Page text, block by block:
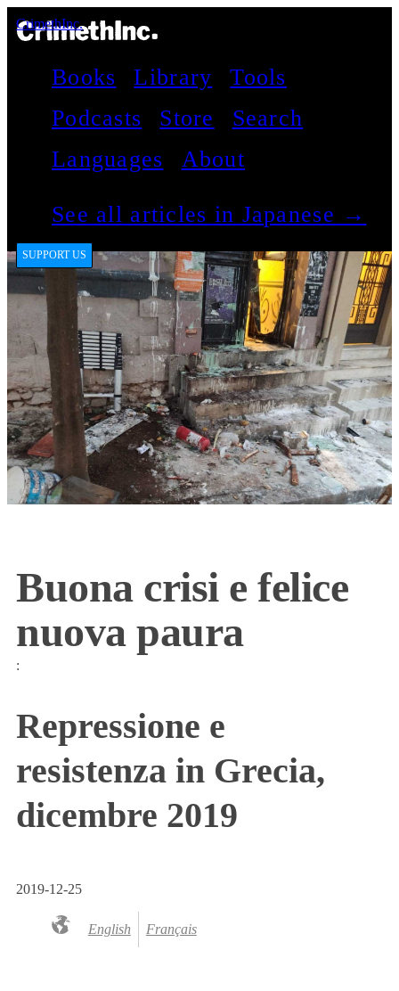
CrimethInc.
Books Library
Tools
Podcasts
Store
Search
Languages
About
See all articles in Japanese →
SUPPORT US
Buona crisi e felice
nuova paura
:
Repressione e
resistenza in Grecia,
dicembre 2019
2019-12-25
English Français